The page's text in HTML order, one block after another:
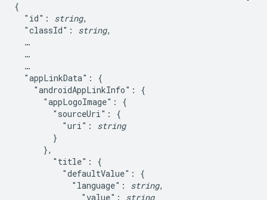
{
  "id":
string,
  "classId":
string,
  …
  …
  …
  "appLinkData": {
    "androidAppLinkInfo": {
      "appLogoImage": {
        "sourceUri": {
          "uri":
string
        }
      },
        "title": {
          "defaultValue": {
            "language":
string,
              "value":
string